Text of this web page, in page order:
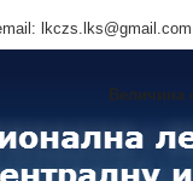
Величина